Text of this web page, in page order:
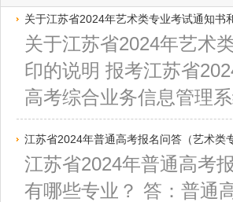
关于江苏省2024年艺术类专业考试通知书
关于江苏省2024年艺术
印的说明 报考江苏省
高考综合业务信息管理
江苏省2024年普通高考报名问答（艺术类
江苏省2024年普通高考
有哪些专业？ 答：普通